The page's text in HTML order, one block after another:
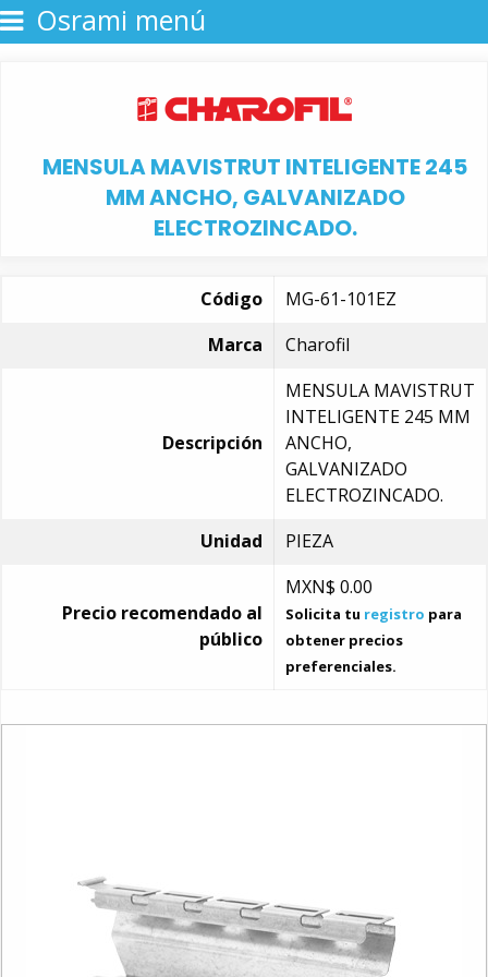
Osrami menú
MENSULA MAVISTRUT INTELIGENTE 245
MM ANCHO, GALVANIZADO
ELECTROZINCADO.
Código
MG-61-101EZ
Marca
Charofil
Descripción
MENSULA MAVISTRUT
INTELIGENTE 245 MM
ANCHO,
GALVANIZADO
ELECTROZINCADO.
Unidad
PIEZA
Precio recomendado al
público
MXN$ 0.00
Solicita tu registro para
obtener precios
preferenciales.